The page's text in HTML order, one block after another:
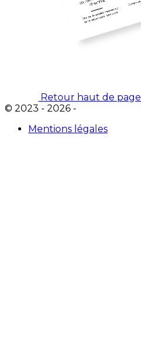
Retour haut de page
© 2023 - 2026 -
Mentions légales